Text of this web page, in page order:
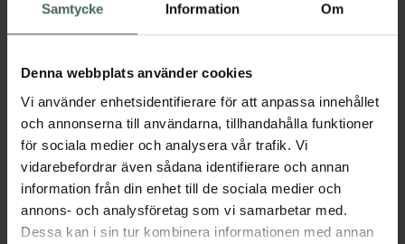
Samtycke Information Om
Denna webbplats använder cookies
Vi använder enhetsidentifierare för att anpassa innehållet
och annonserna till användarna, tillhandahålla funktioner
för sociala medier och analysera vår trafik. Vi
vidarebefordrar även sådana identifierare och annan
information från din enhet till de sociala medier och
annons- och analysföretag som vi samarbetar med.
Dessa kan i sin tur kombinera informationen med annan
Din e-postadress
Jag accepterar villkoren
Spara
Aktuella erbjudanden
Beskrivning Dölj